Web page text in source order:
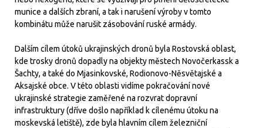
munice a dalších zbraní, a tak i narušení výroby v tomto
kombinátu může narušit zásobování ruské armády.
Dalším cílem útoků ukrajinských dronů byla Rostovská oblast,
kde trosky dronů dopadly na objekty městech Novočerkassk a
Šachty, a také do Mjasinkovské, Rodionovo-Něsvětajské a
Aksajské obce. V této oblasti vidíme pokračování nové
ukrajinské strategie zaměřené na rozvrat dopravní
infrastruktury (dříve došlo například k cílenému útoku na
moskevská letiště), zde byla hlavním cílem železniční